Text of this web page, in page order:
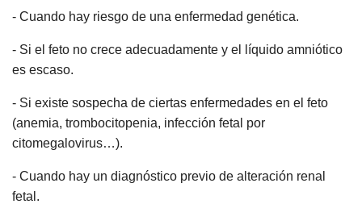
- Cuando hay riesgo de una enfermedad genética.
- Si el feto no crece adecuadamente y el líquido amniótico
es escaso.
- Si existe sospecha de ciertas enfermedades en el feto
(anemia, trombocitopenia, infección fetal por
citomegalovirus…).
- Cuando hay un diagnóstico previo de alteración renal
fetal.